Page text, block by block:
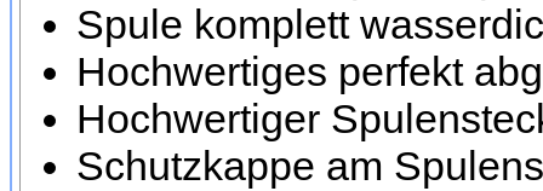
Spule komplett
Hochwertiges perfekt
Hochwertiger
Schutzkappe am